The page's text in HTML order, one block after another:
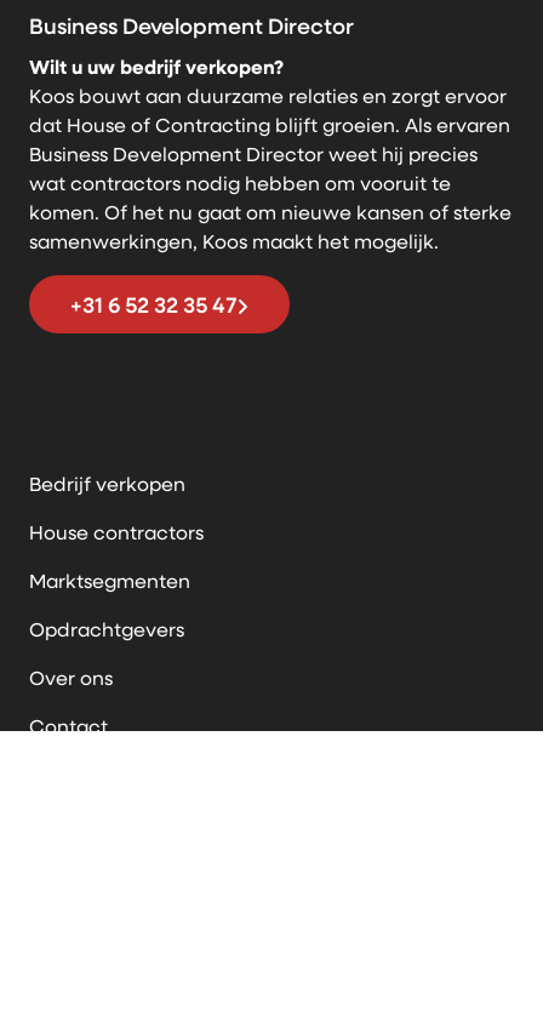
Business Development Director
Wilt u uw bedrijf verkopen?
Koos bouwt aan duurzame relaties en zorgt ervoor
dat House of Contracting blijft groeien. Als ervaren
Business Development Director weet hij precies
wat contractors nodig hebben om vooruit te
komen. Of het nu gaat om nieuwe kansen of sterke
samenwerkingen, Koos maakt het mogelijk.
+31 6 52 32 35 47
Bedrijf verkopen
House contractors
Marktsegmenten
Opdrachtgevers
Over ons
Contact